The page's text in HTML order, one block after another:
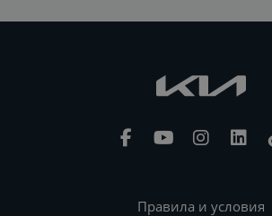
Правила и условия